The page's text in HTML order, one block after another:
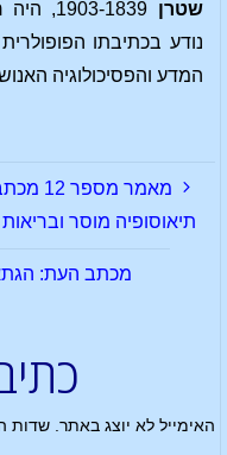
שטרן
1903-
נודע בכתיבתו
המדע והפסיכולוגיה
מאמר
תיאוסופיה מוסר ובריאות
מכתב העת:
האימייל לא יוצג באתר. שדות